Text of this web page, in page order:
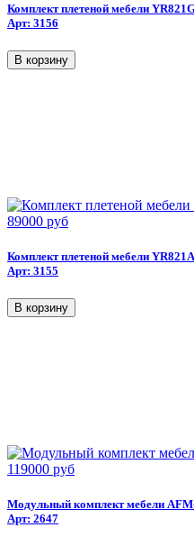
Комплект плетеной мебели
Арт: 3156
89000 руб
Комплект плетеной мебели
Арт: 3155
119000 руб
Модульный комплект мебели
Арт: 2647